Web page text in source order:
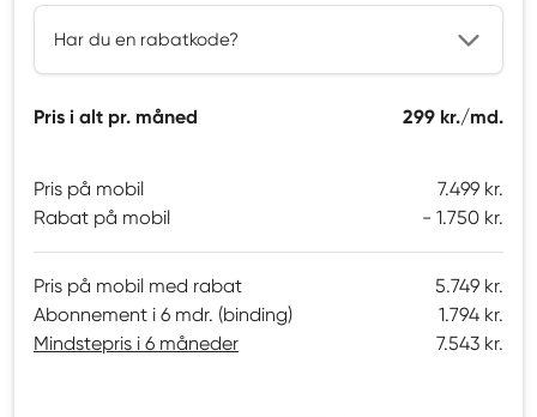
Har du en rabatkode?
Pris i alt pr. måned 299 kr./md.
Pris på mobil
7.499 kr.
Rabat på mobil
1.750 kr.
Pris på mobil med rabat
5.749 kr.
Abonnement i 6 mdr. (binding)
1.794 kr.
Mindstepris i 6 måneder
7.543 kr.